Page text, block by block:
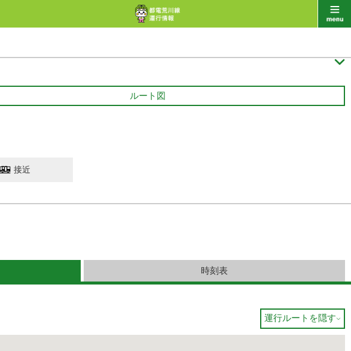

ルート図
接近
時刻表
運行ルートを隠す